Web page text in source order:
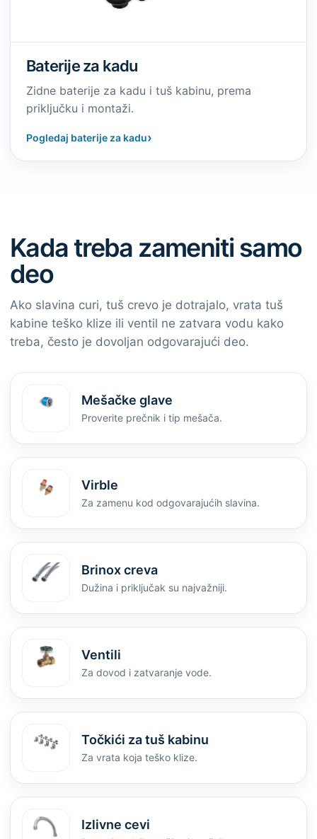
Baterije za kadu
Zidne baterije za kadu i tuš kabinu, prema
priključku i montaži.
Pogledaj baterije za kadu›
Kada treba zameniti samo
deo
Ako slavina curi, tuš crevo je dotrajalo, vrata tuš
kabine teško klize ili ventil ne zatvara vodu kako
treba, često je dovoljan odgovarajući deo.
Mešačke glave
Proverite prečnik i tip mešača.
Virble
Za zamenu kod odgovarajućih slavina.
Brinox creva
Dužina i priključak su najvažniji.
Ventili
Za dovod i zatvaranje vode.
Točkići za tuš kabinu
Za vrata koja teško klize.
Izlivne cevi